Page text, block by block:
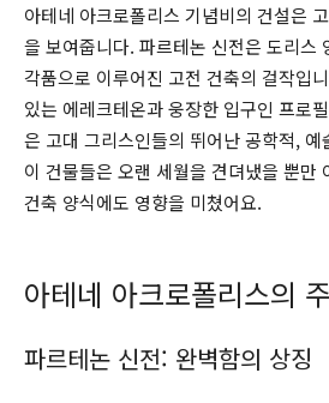
아테네 아크로폴리스 기념비의 건설은
을 보여줍니다. 파르테논 신전은 도리스
각품으로 이루어진 고전 건축의 걸작입
있는 에레크테온과 웅장한 입구인 프로
은 고대 그리스인들의 뛰어난 공학적,
이 건물들은 오랜 세월을 견뎌냈을 뿐만
건축 양식에도 영향을 미쳤어요.
아테네 아크로폴리스의
파르테논 신전: 완벽함의 상징